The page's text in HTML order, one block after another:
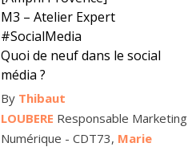
M3 – Atelier Expert
#SocialMedia
Quoi de neuf dans le social
média ?
By Thibaut
LOUBERE Responsable Marketing
Numérique - CDT73, Marie